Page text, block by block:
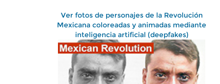
Ver fotos de personajes de la Revolución
Mexicana coloreadas y animadas mediante
inteligencia artificial (deepfakes)